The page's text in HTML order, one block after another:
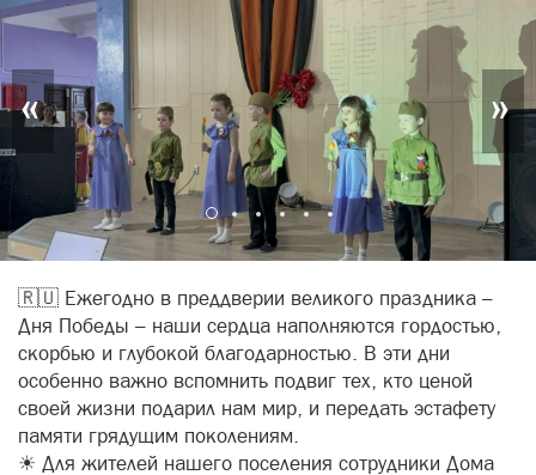
« »
🇷🇺 Ежегодно в преддверии великого праздника –
Дня Победы – наши сердца наполняются гордостью,
скорбью и глубокой благодарностью. В эти дни
особенно важно вспомнить подвиг тех, кто ценой
своей жизни подарил нам мир, и передать эстафету
памяти грядущим поколениям.
☀ Для жителей нашего поселения сотрудники Дома